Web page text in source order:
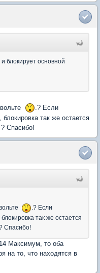
блокирует основной
.? Если
так же остается
Спасибо!
.? Если
так же остается
Спасибо!
Максимум, то оба
на то, что находятся в